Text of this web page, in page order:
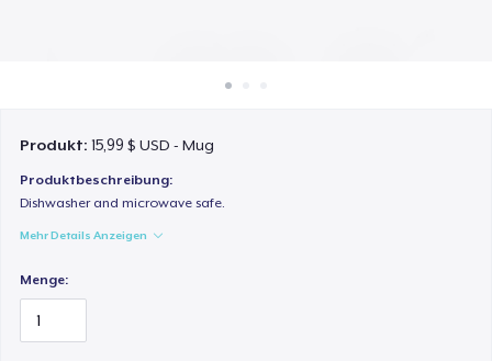
Produkt:15,99 $ USD - Mug
Produktbeschreibung:
Dishwasher and microwave safe.
Mehr Details Anzeigen
Menge: